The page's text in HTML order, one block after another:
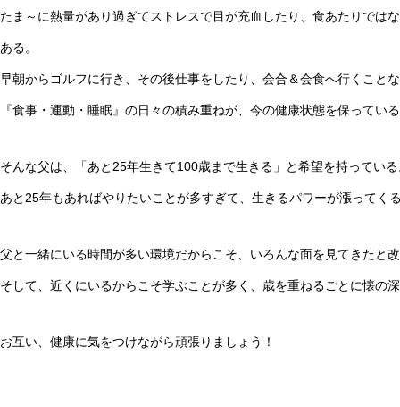
たま～に熱量があり過ぎてストレスで目が充血したり、食あたりでは
ある。
早朝からゴルフに行き、その後仕事をしたり、会合＆会食へ行くこと
『食事・運動・睡眠』の日々の積み重ねが、今の健康状態を保ってい
そんな父は、「あと25年生きて100歳まで生きる」と希望を持ってい
あと25年もあればやりたいことが多すぎて、生きるパワーが漲ってく
父と一緒にいる時間が多い環境だからこそ、いろんな面を見てきたと
そして、近くにいるからこそ学ぶことが多く、歳を重ねるごとに懐の
お互い、健康に気をつけながら頑張りましょう！